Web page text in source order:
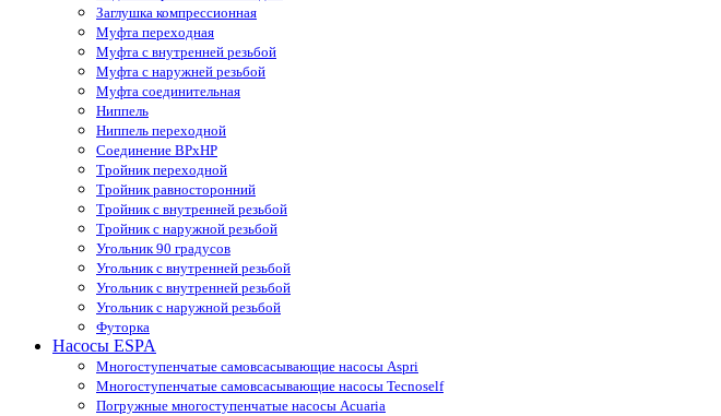
Заглушка компрессионная
Муфта переходная
Муфта с внутренней резьбой
Муфта с наружней резьбой
Муфта соединительная
Ниппель
Ниппель переходной
Соединение ВРхНР
Тройник переходной
Тройник равносторонний
Тройник с внутренней резьбой
Тройник с наружной резьбой
Угольник 90 градусов
Угольник c внутренней резьбой
Угольник с внутренней резьбой
Угольник с наружной резьбой
Футорка
Насосы ESPA
Многоступенчатые самовсасывающие насосы Aspri
Многоступенчатые самовсасывающие насосы Tecnoself
Погружные многоступенчатые насосы Acuaria